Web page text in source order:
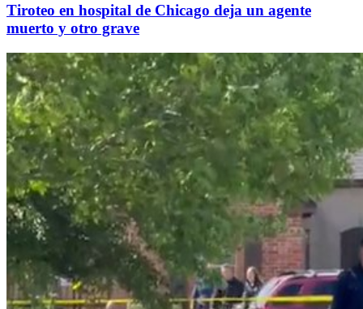
Tiroteo en hospital de Chicago deja un agente
muerto y otro grave